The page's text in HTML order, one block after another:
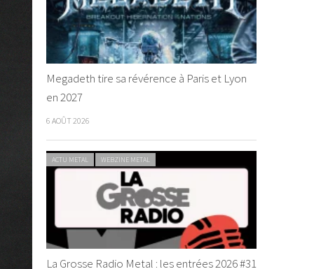
Megadeth tire sa révérence à Paris et Lyon
en 2027
6 AOÛT 2026
ACTU METAL WEBZINE METAL
La Grosse Radio Metal : les entrées 2026 #31